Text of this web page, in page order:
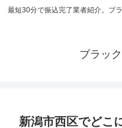
最短30分で振込完了業者紹介。ブ
ブラッ
新潟市西区でどこ